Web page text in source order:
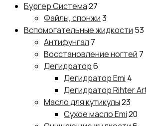
Бургер Система27
Файлы, спонжи3
Вспомогательные жидкости 53
Антифунгал 7
Восстановление ногтей 7
Дегидратор6
Дегидратор Emi 4
Дегидратор Rihter
Масло для кутикулы23
Сухое масло Emi20